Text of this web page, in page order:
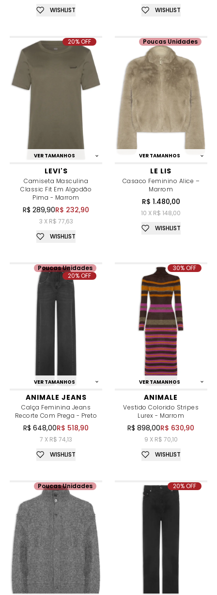
WISHLIST WISHLIST
VER TAMANHOS
LEVI'S
Camiseta Masculina
Classic Fit Em Algodão
Pima - Marrom
R$ 289,90R$ 232,90
3 X R$ 77,63
20% OFF
WISHLIST
VER TAMANHOS
LE LIS
Casaco Feminino Alice –
Marrom
R$ 1.480,00
10 X R$ 148,00
Poucas Unidades
WISHLIST
VER TAMANHOS
ANIMALE JEANS
Calça Feminina Jeans
Recorte Com Prega - Preto
R$ 648,00R$ 518,90
7 X R$ 74,13
Poucas Unidades
20% OFF
WISHLIST
VER TAMANHOS
ANIMALE
Vestido Colorido Stripes
Lurex - Marrom
R$ 898,00R$ 630,90
9 X R$ 70,10
30% OFF
WISHLIST
Poucas Unidades 20% OFF